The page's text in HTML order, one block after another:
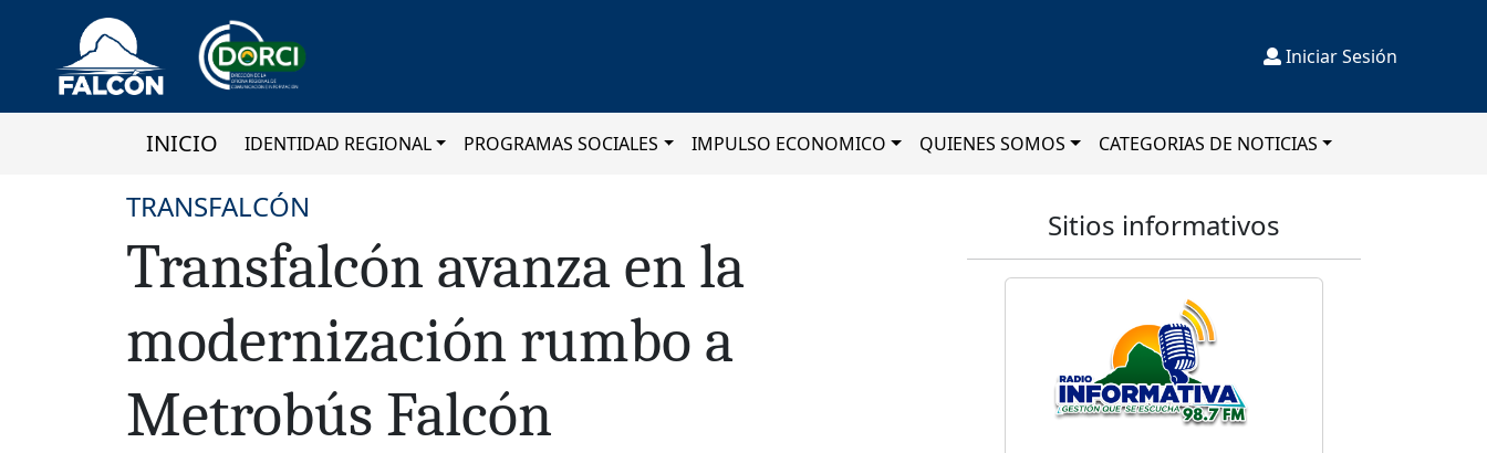
Iniciar Sesión
INICIO IDENTIDAD REGIONAL PROGRAMAS SOCIALES IMPULSO ECONOMICO QUIENES SOMOS CATEGORIAS DE NOTICIAS
TRANSFALCÓN
Transfalcón avanza en la
modernización rumbo a
Metrobús Falcón
Sitios informativos